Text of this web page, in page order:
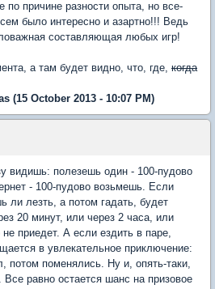
по причине разности опыта, но все-
было интересно и азартно!!! Ведь
составляющая любых игр!
а там будет видно, что, где, когда
(15 October 2013 - 10:07 PM)
видишь: полезешь один - 100-пудово
- 100-пудово возьмешь. Если
ли лезть, а потом гадать, будет
20 минут, или через 2 часа, или
приедет. А если ездить в паре,
в увлекательное приключение:
потом поменялись. Ну и, опять-таки,
равно остается шанс на призовое